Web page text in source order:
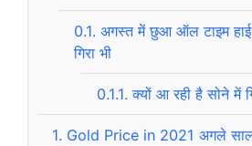
0.1. अगस्त में छुआ ऑल टाइम
गिरा भी
0.1.1. क्यों आ रही है सोने में
1. Gold Price in 2021 अगले साल